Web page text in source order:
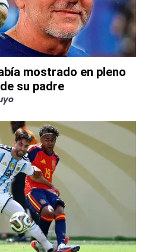
mostrado en pleno
su padre